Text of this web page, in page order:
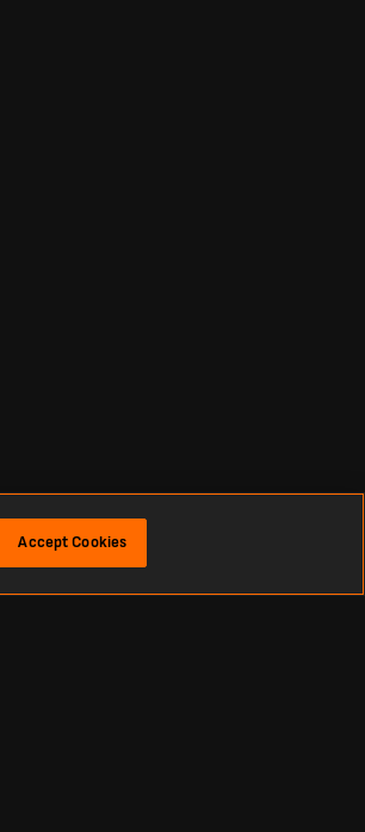
Accept Cookies